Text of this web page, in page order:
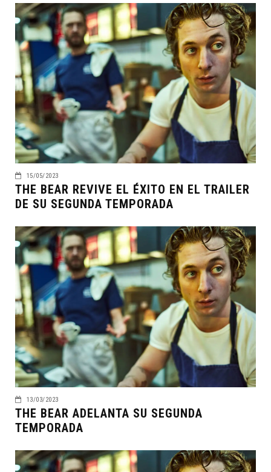
15/05/2023
THE BEAR REVIVE EL ÉXITO EN EL TRAILER
DE SU SEGUNDA TEMPORADA
13/03/2023
THE BEAR ADELANTA SU SEGUNDA
TEMPORADA